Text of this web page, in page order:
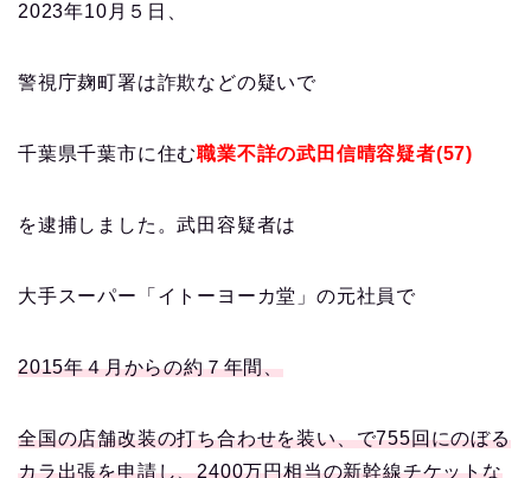
2023年10月５日、
警視庁麹町署は詐欺などの疑いで
千葉県千葉市に住む職業不詳の武田信晴容疑者(57)
を逮捕しました。武田容疑者は
大手スーパー「イトーヨーカ堂」の元社員で
2015年４月からの約７年間、
全国の店舗改装の打ち合わせを装い、で755回にのぼる
カラ出張を申請し、2400万円相当の新幹線チケットな